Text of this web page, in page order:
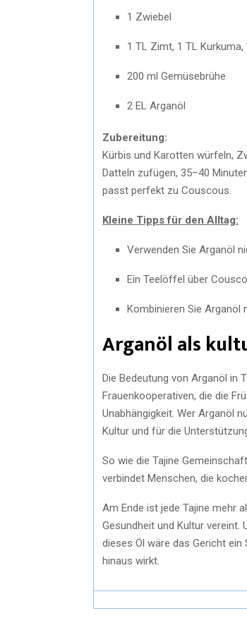
1 Zwiebel
1 TL Zimt, 1 TL
200 ml Gemüsebrühe
2 EL Arganöl
Zubereitung:
Kürbis und Karotten würfeln,
Datteln zufügen, 35–40
passt perfekt zu Couscous.
Kleine Tipps für den Alltag:
Verwenden Sie Arganöl
Ein Teelöffel über
Kombinieren Sie Arganöl
Arganöl als
Die Bedeutung von Arganöl in
Frauenkooperativen, die die
Unabhängigkeit. Wer Arganöl
Kultur und für die
So wie die Tajine
verbindet Menschen, die
Am Ende ist jede Tajine mehr
Gesundheit und Kultur vereint.
dieses Öl wäre das Gericht
hinaus wirkt.